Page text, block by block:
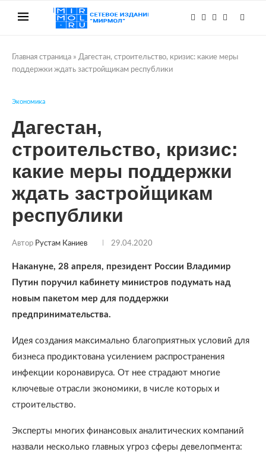
Главная страница » Дагестан, строительство, кризис: какие меры
поддержки ждать застройщикам республики
Экономика
Дагестан,
строительство, кризис:
какие меры поддержки
ждать застройщикам
республики
Автор Рустам Каниев 29.04.2020
Накануне, 28 апреля, президент России Владимир
Путин поручил кабинету министров подумать над
новым пакетом мер для поддержки
предпринимательства.
Идея создания максимально благоприятных условий для
бизнеса продиктована усилением распространения
инфекции коронавируса. От нее страдают многие
ключевые отрасли экономики, в числе которых и
строительство.
Эксперты многих финансовых аналитических компаний
назвали несколько главных угроз сферы девелопмента: